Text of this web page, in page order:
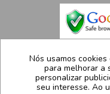
LCB Confecções
Avenida Ayrton Senna,
Tijuca - Rio de
Nós usamos
para melhorar a
personalizar
seu interesse. Ao